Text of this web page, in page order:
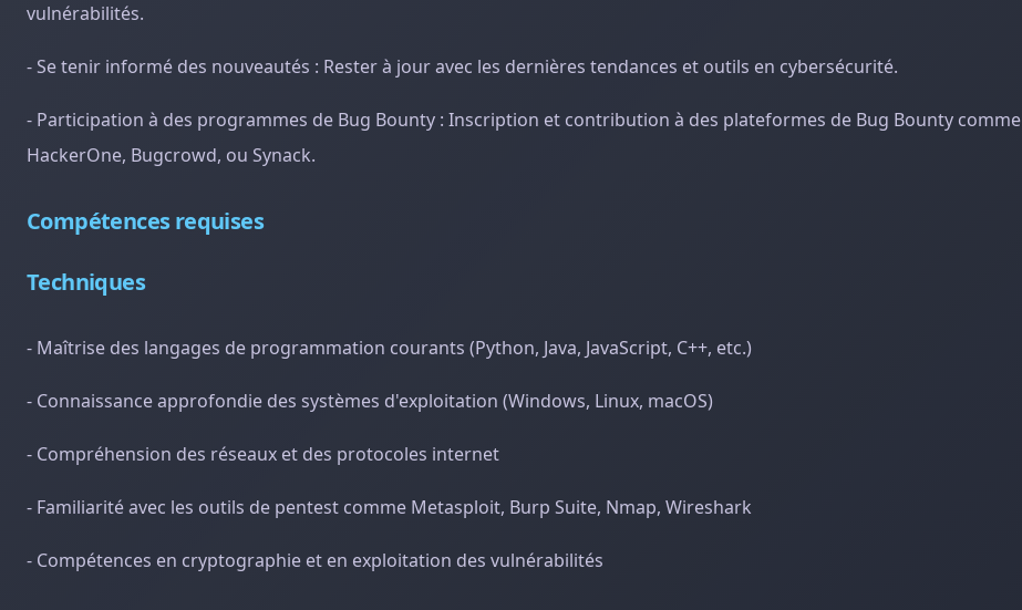
vulnérabilités.
- Se tenir informé des nouveautés : Rester à jour avec les dernières tendances et outils en cybersécurité.
- Participation à des programmes de Bug Bounty : Inscription et contribution à des plateformes de Bug Bounty comme
HackerOne, Bugcrowd, ou Synack.
Compétences requises
Techniques
- Maîtrise des langages de programmation courants (Python, Java, JavaScript, C++, etc.)
- Connaissance approfondie des systèmes d'exploitation (Windows, Linux, macOS)
- Compréhension des réseaux et des protocoles internet
- Familiarité avec les outils de pentest comme Metasploit, Burp Suite, Nmap, Wireshark
- Compétences en cryptographie et en exploitation des vulnérabilités